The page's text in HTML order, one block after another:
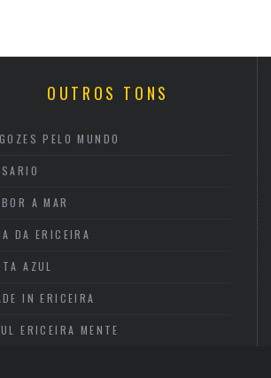
OUTROS TONS
PELO MUNDO
A MAR
DA ERICEIRA
AZUL
IN ERICEIRA
ERICEIRA MENTE